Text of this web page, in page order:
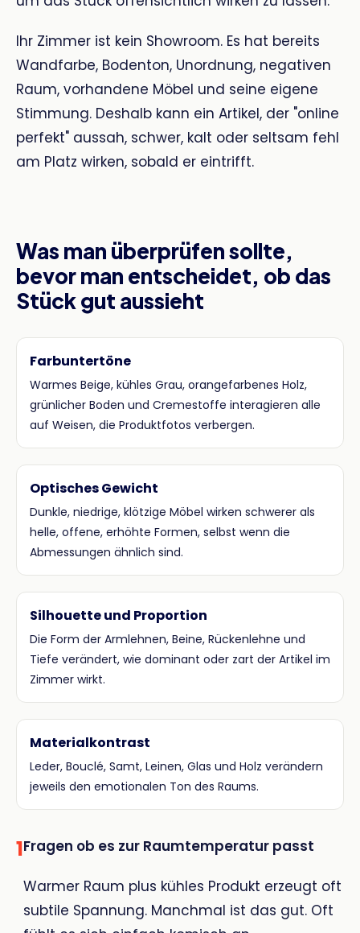
Ihr Zimmer ist kein Showroom. Es hat bereits
Wandfarbe, Bodenton, Unordnung, negativen
Raum, vorhandene Möbel und seine eigene
Stimmung. Deshalb kann ein Artikel, der "online
perfekt" aussah, schwer, kalt oder seltsam fehl
am Platz wirken, sobald er eintrifft.
Was man überprüfen sollte,
bevor man entscheidet, ob das
Stück gut aussieht
Farbuntertöne
Warmes Beige, kühles Grau, orangefarbenes Holz,
grünlicher Boden und Cremestoffe interagieren alle
auf Weisen, die Produktfotos verbergen.
Optisches Gewicht
Dunkle, niedrige, klötzige Möbel wirken schwerer als
helle, offene, erhöhte Formen, selbst wenn die
Abmessungen ähnlich sind.
Silhouette und Proportion
Die Form der Armlehnen, Beine, Rückenlehne und
Tiefe verändert, wie dominant oder zart der Artikel im
Zimmer wirkt.
Materialkontrast
Leder, Bouclé, Samt, Leinen, Glas und Holz verändern
jeweils den emotionalen Ton des Raums.
1Fragen ob es zur Raumtemperatur passt
Warmer Raum plus kühles Produkt erzeugt oft
subtile Spannung. Manchmal ist das gut. Oft